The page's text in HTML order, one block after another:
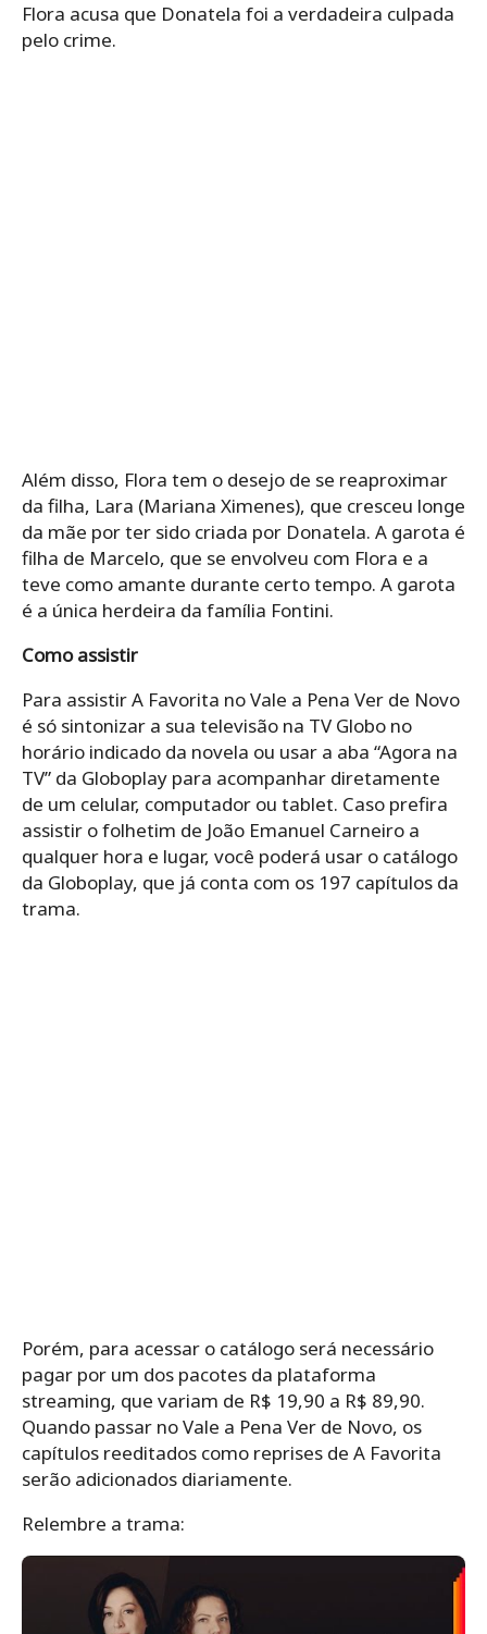
Flora acusa que Donatela foi a verdadeira culpada
pelo crime.
Além disso, Flora tem o desejo de se reaproximar
da filha, Lara (Mariana Ximenes), que cresceu longe
da mãe por ter sido criada por Donatela. A garota é
filha de Marcelo, que se envolveu com Flora e a
teve como amante durante certo tempo. A garota
é a única herdeira da família Fontini.
Como assistir
Para assistir A Favorita no Vale a Pena Ver de Novo
é só sintonizar a sua televisão na TV Globo no
horário indicado da novela ou usar a aba “Agora na
TV” da Globoplay para acompanhar diretamente
de um celular, computador ou tablet. Caso prefira
assistir o folhetim de João Emanuel Carneiro a
qualquer hora e lugar, você poderá usar o catálogo
da Globoplay, que já conta com os 197 capítulos da
trama.
Porém, para acessar o catálogo será necessário
pagar por um dos pacotes da plataforma
streaming, que variam de R$ 19,90 a R$ 89,90.
Quando passar no Vale a Pena Ver de Novo, os
capítulos reeditados como reprises de A Favorita
serão adicionados diariamente.
Relembre a trama: